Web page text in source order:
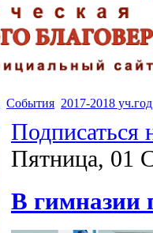
События 2017-2018 уч.год
Подписаться
Пятница, 01
В гимназии